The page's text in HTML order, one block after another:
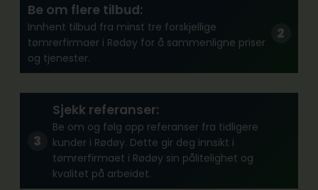
Be om flere tilbud:
Innhent tilbud fra minst tre forskjellige
tømrerfirmaer i Rødøy for å sammenligne priser
og tjenester.
Sjekk referanser:
Be om og følg opp referanser fra tidligere
kunder i Rødøy. Dette gir deg innsikt i
tømrerfirmaet i Rødøy sin pålitelighet og
kvalitet på arbeidet.